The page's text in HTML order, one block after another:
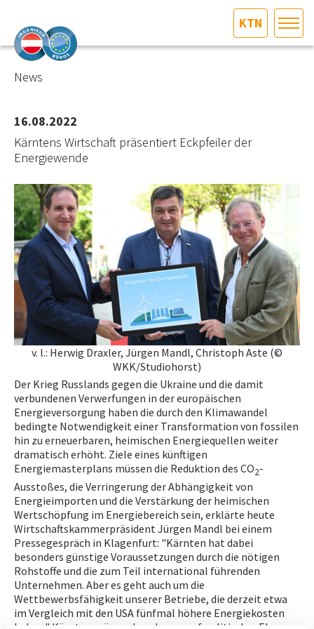
KTN
DAS INGENIEURBÜRO
INTERESSEN­VERTRETUNG
MITGLIEDER­VERZEICHNIS
SERVICE
KONTAKT
NEWS
PRÜFING
BETRIEBSCHECK
PRÜFING
News
16.08.2022
Kärntens Wirtschaft präsentiert Eckpfeiler der
Energiewende
v. l.: Herwig Draxler, Jürgen Mandl, Christoph Aste (©
WKK/Studiohorst)
Der Krieg Russlands gegen die Ukraine und die damit
verbundenen Verwerfungen in der europäischen
Energieversorgung haben die durch den Klimawandel
bedingte Notwendigkeit einer Transformation von fossilen
hin zu erneuerbaren, heimischen Energiequellen weiter
dramatisch erhöht. Ziele eines künftigen
Energiemasterplans müssen die Reduktion des CO2-
Ausstoßes, die Verringerung der Abhängigkeit von
Energieimporten und die Verstärkung der heimischen
Wertschöpfung im Energiebereich sein, erklärte heute
Wirtschaftskammerpräsident Jürgen Mandl bei einem
Pressegespräch in Klagenfurt: "Kärnten hat dabei
besonders günstige Voraussetzungen durch die nötigen
Rohstoffe und die zum Teil international führenden
Unternehmen. Aber es geht auch um die
Wettbewerbsfähigkeit unserer Betriebe, die derzeit etwa
im Vergleich mit den USA fünfmal höhere Energiekosten